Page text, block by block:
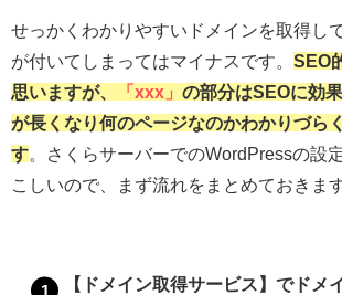
せっかくわかりやすいドメインを取得し
が付いてしまってはマイナスです。 SEO
思いますが、
「xxx」 の部分はSEOに効
が長くなり何のページなのかわかりづら
す。さくらサーバーでのWordPressの設
こしいので、まず流れをまとめておきます
【ドメイン取得サービス】でドメ